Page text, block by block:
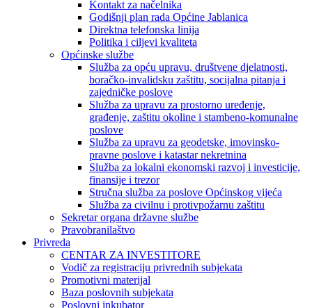
Kontakt za načelnika
Godišnji plan rada Općine Jablanica
Direktna telefonska linija
Politika i ciljevi kvaliteta
Općinske službe
Služba za opću upravu, društvene djelatnosti,
boračko-invalidsku zaštitu, socijalna pitanja i
zajedničke poslove
Služba za upravu za prostorno uređenje,
građenje, zaštitu okoline i stambeno-komunalne
poslove
Služba za upravu za geodetske, imovinsko-
pravne poslove i katastar nekretnina
Služba za lokalni ekonomski razvoj i investicije,
finansije i trezor
Stručna služba za poslove Općinskog vijeća
Služba za civilnu i protivpožarnu zaštitu
Sekretar organa državne službe
Pravobranilaštvo
Privreda
CENTAR ZA INVESTITORE
Vodič za registraciju privrednih subjekata
Promotivni materijal
Baza poslovnih subjekata
Poslovni inkubator